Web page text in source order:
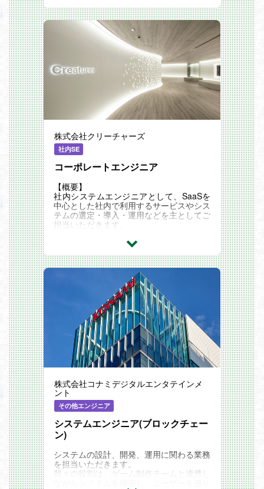
---------------------------------
どのような仕事？
---------------------------------
最もゲームらしい部分を制作するプログラ
マーのお仕事です。
以下のようなパートがあります。
・主人公の操作 ： 活き活きとした動き
を実現し、快適な操作へこだわった制作
・敵キャラやモブキャラの思考（AI)
： より自然な動き、賢さをプログラミ
・エフェクト、シェーダー ： リアルで
・ユーザーインターフェイス ： 近年注
目されているユーザーの遊びやすさに直結
する大事なパートを構築
・全体をまとめるシステム設計 ： 効率
と作り易さの両立が求められるテクニカル
な部分を担う
----------------------------
制作機材は？
----------------------------
・制作用WindowsPC、iOS用の開発をす
る場合はMac(iMac, Mac miniなど)
・希望者へはデュアルモニタ
・モバイルゲーム制作の場合、制作用スマ
ートフォンまたはタブレット、コンソール
機の場合、開発用コンソール機
・ソフトウェアはおおむね希望のものが利
株式会社クリーチャーズ
社内SE
コーポレートエンジニア
【概要】
社内システムエンジニアとして、SaaSを
中心とした社内で利用するサービスやシス
テムの選定・導入・運用などを主としてご
担当いただきます。
・業務で利用するSaaS／クラウドサービ
スの選定、提案、導入、運用管理
・ID管理、アカウント管理、権限設計（S
SO、プロビジョニングなど）
・利用中SaaSの設定変更、トラブル対
応、ベンダーとの調整
・ITリテラシー向上を目的としたマニュア
ル整備、勉強会や社内展開の実施
クリエイターやエンジニアが活躍しやすい
環境を作るため、既存サービス、システム
やインフラの維持、管理に加え、
新規サービス・システムやツールの提案、
構築、社内ヘルプデスク業務、導入システ
ムの勉強会など、社内のITに関わる幅広い
社内からの要望に対処するだけでなく、新
しい技術やツールなどに常にアンテナを張
りながら、主体的に課題解決に取り組んで
います。
【現場と共に課題解決できる環境】
クリーチャーズはポケモン原作3社のうち
の1社として、主にポケモンカードゲーム
とデジタルゲームの開発、3DCG関連事業
を展開しています。
クリエイターやエンジニアなど、テクノロ
株式会社コナミデジタルエンタテインメ
ント
その他エンジニア
システムエンジニア(ブロックチェー
ン)
システムの設計、開発、運用に関わる業務
を担当いただきます。
我々の役割は、ゲーム制作チームと連携し